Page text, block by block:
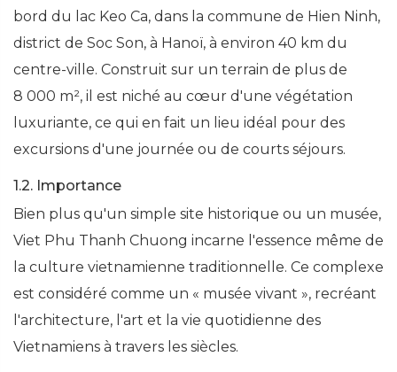
bord du lac Keo Ca, dans la commune de Hien Ninh,
district de Soc Son, à Hanoï, à environ 40 km du
centre-ville. Construit sur un terrain de plus de
8 000 m², il est niché au cœur d'une végétation
luxuriante, ce qui en fait un lieu idéal pour des
excursions d'une journée ou de courts séjours.
1.2. Importance
Bien plus qu'un simple site historique ou un musée,
Viet Phu Thanh Chuong incarne l'essence même de
la culture vietnamienne traditionnelle. Ce complexe
est considéré comme un « musée vivant », recréant
l'architecture, l'art et la vie quotidienne des
Vietnamiens à travers les siècles.